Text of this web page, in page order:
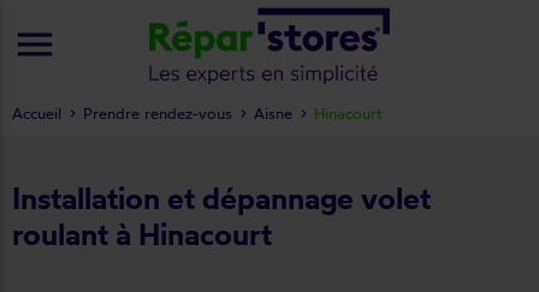
Installation et dépannage volet
roulant à Hinacourt
Accueil Prendre rendez-vous Aisne Hinacourt
menu